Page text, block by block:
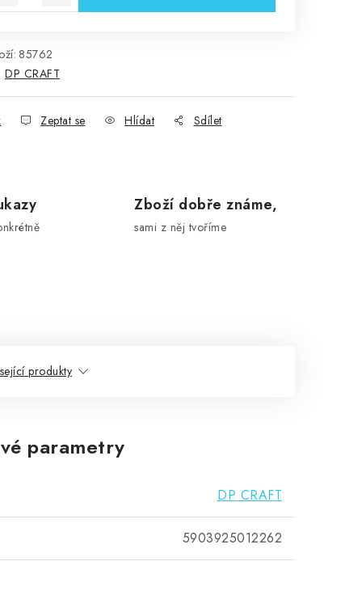
85762
DP CRAFT
Zeptat se Hlídat Sdílet
Zboží dobře známe,
sami z něj tvoříme
produkty
parametry
DP CRAFT
5903925012262